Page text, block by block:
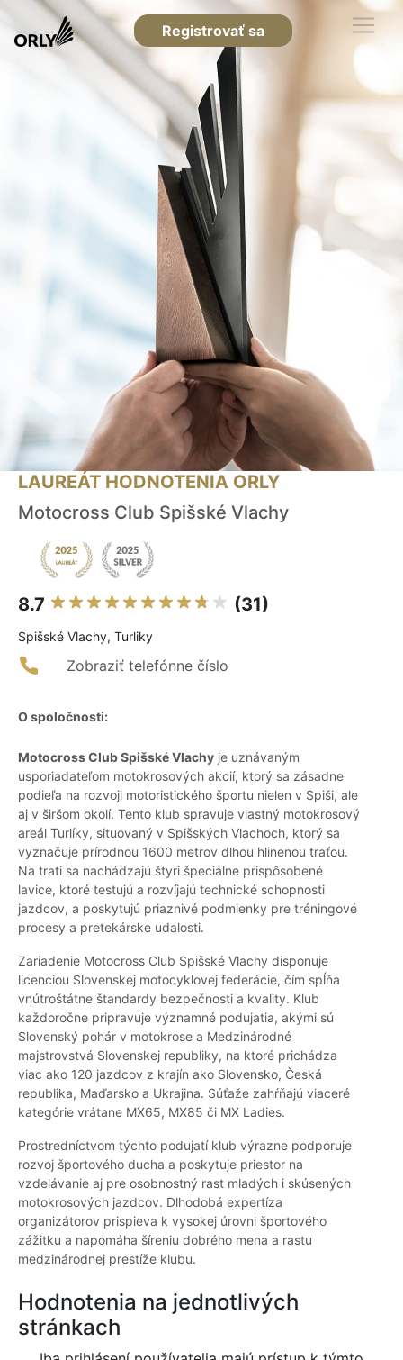
Registrovať sa
LAUREÁT HODNOTENIA ORLY
Motocross Club Spišské Vlachy
8.7 (31)
Spišské Vlachy, Turliky
Zobraziť telefónne číslo
O spoločnosti:
Motocross Club Spišské Vlachy je uznávaným
usporiadateľom motokrosových akcií, ktorý sa zásadne
podieľa na rozvoji motoristického športu nielen v Spiši, ale
aj v širšom okolí. Tento klub spravuje vlastný motokrosový
areál Turlíky, situovaný v Spišských Vlachoch, ktorý sa
vyznačuje prírodnou 1600 metrov dlhou hlinenou traťou.
Na trati sa nachádzajú štyri špeciálne prispôsobené
lavice, ktoré testujú a rozvíjajú technické schopnosti
jazdcov, a poskytujú priaznivé podmienky pre tréningové
procesy a pretekárske udalosti.
Zariadenie Motocross Club Spišské Vlachy disponuje
licenciou Slovenskej motocyklovej federácie, čím spĺňa
vnútroštátne štandardy bezpečnosti a kvality. Klub
každoročne pripravuje významné podujatia, akými sú
Slovenský pohár v motokrose a Medzinárodné
majstrovstvá Slovenskej republiky, na ktoré prichádza
viac ako 120 jazdcov z krajín ako Slovensko, Česká
republika, Maďarsko a Ukrajina. Súťaže zahŕňajú viaceré
kategórie vrátane MX65, MX85 či MX Ladies.
Prostredníctvom týchto podujatí klub výrazne podporuje
rozvoj športového ducha a poskytuje priestor na
vzdelávanie aj pre osobnostný rast mladých i skúsených
motokrosových jazdcov. Dlhodobá expertíza
organizátorov prispieva k vysokej úrovni športového
zážitku a napomáha šíreniu dobrého mena a rastu
medzinárodnej prestíže klubu.
Hodnotenia na jednotlivých
stránkach